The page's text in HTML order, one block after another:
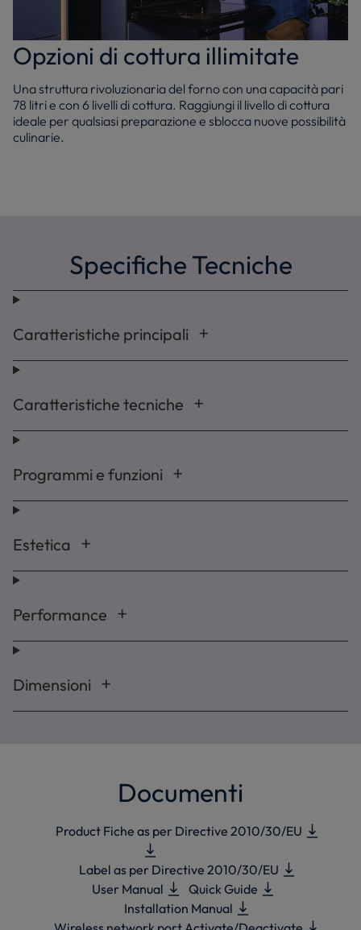
Opzioni di cottura illimitate
Una struttura rivoluzionaria del forno con una capacità pari
78 litri e con 6 livelli di cottura. Raggiungi il livello di cottura
ideale per qualsiasi preparazione e sblocca nuove possibilità
culinarie.
Specifiche Tecniche
Caratteristiche principali
Caratteristiche tecniche
Programmi e funzioni
Estetica
Performance
Dimensioni
Documenti
Product Fiche as per Directive 2010/30/EU
Label as per Directive 2010/30/EU
User Manual
Quick Guide
Installation Manual